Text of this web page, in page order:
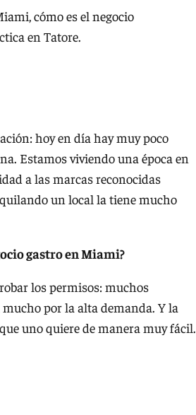
cómo es el negocio
en Tatore.
hoy en día hay muy poco
Estamos viviendo una época en
a las marcas reconocidas
un local la tiene mucho
gastro en Miami?
los permisos: muchos
por la alta demanda. Y la
uno quiere de manera muy fácil.